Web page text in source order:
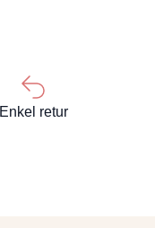
Enkel retur